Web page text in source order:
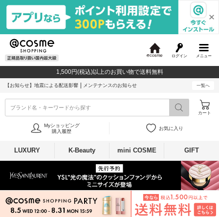
メニュー
ログイン
c
o
1,500円(税込)以上のお買い物で送料無料
【お知らせ】 地震による配送影響 メンテナンスのお知らせ 一覧へ
ブランド名・キーワードから探す
カート
Myショッピング
購入履歴
お気に入り
LUXURY K-Beauty mini COSME GIFT